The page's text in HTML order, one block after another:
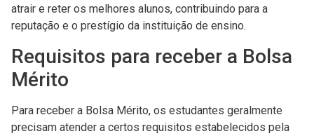
atrair e reter os melhores alunos, contribuindo para a
reputação e o prestígio da instituição de ensino.
Requisitos para receber a Bolsa
Mérito
Para receber a Bolsa Mérito, os estudantes geralmente
precisam atender a certos requisitos estabelecidos pela